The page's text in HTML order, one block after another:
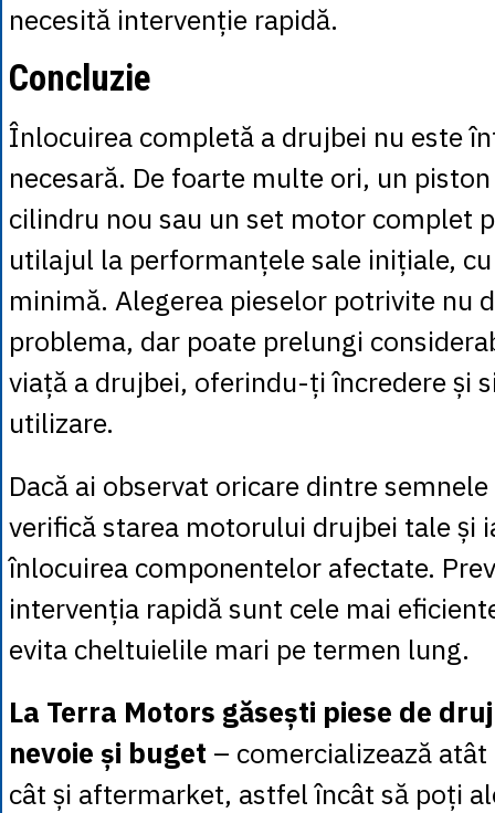
necesită intervenție rapidă.
Concluzie
Înlocuirea completă a drujbei nu este
necesară. De foarte multe ori, un
cilindru nou sau un set motor complet
utilajul la performanțele sale inițiale,
minimă. Alegerea pieselor potrivite nu
problema, dar poate prelungi
viață a drujbei, oferindu-ți încredere și
utilizare.
Dacă ai observat oricare dintre
verifică starea motorului drujbei tale și
înlocuirea componentelor afectate.
intervenția rapidă sunt cele mai
evita cheltuielile mari pe termen lung.
La Terra Motors găsești piese de
nevoie și buget – comercializează
cât și aftermarket, astfel încât să poți